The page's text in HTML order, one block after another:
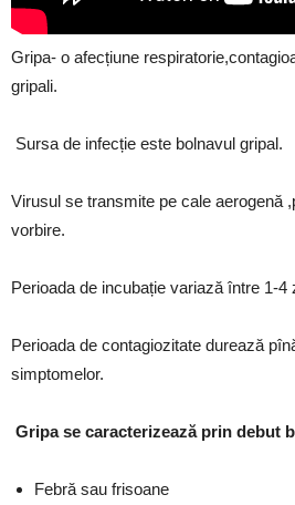
Gripa- o afecțiune
gripali.
Sursa de infecție este bolnavul gripal.
Virusul se transmite pe cale aerogenă
vorbire.
Perioada de incubație variază între 1-4
Perioada de contagiozitate durează
simptomelor.
Gripa se caracterizează prin debut
Febră sau frisoane